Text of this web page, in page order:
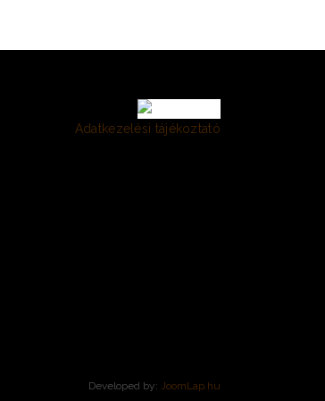
Adatkezelési tájékoztató
Developed by: JoomLap.hu